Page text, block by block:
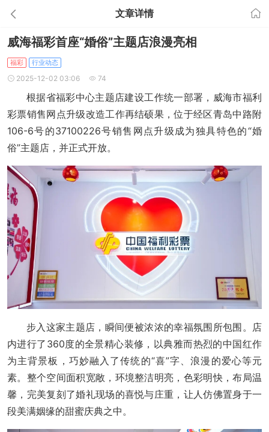
文章详情
威海福彩首座“婚俗”主题店浪漫亮相
福彩 行业动态
2025-12-02 03:06 74
根据省福彩中心主题店建设工作统一部署，威海市福利
彩票销售网点升级改造工作再结硕果，位于经区青岛中路附
106-6号的37100226号销售网点升级成为独具特色的“婚
俗”主题店，并正式开放。
步入这家主题店，瞬间便被浓浓的幸福氛围所包围。店
内进行了360度的全景精心装修，以典雅而热烈的中国红作
为主背景板，巧妙融入了传统的“喜”字、浪漫的爱心等元
素。整个空间面积宽敞，环境整洁明亮，色彩明快，布局温
馨，完美复刻了婚礼现场的喜悦与庄重，让人仿佛置身于一
段美满姻缘的甜蜜庆典之中。